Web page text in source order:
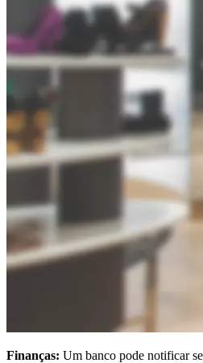
Finanças: Um banco pode notificar